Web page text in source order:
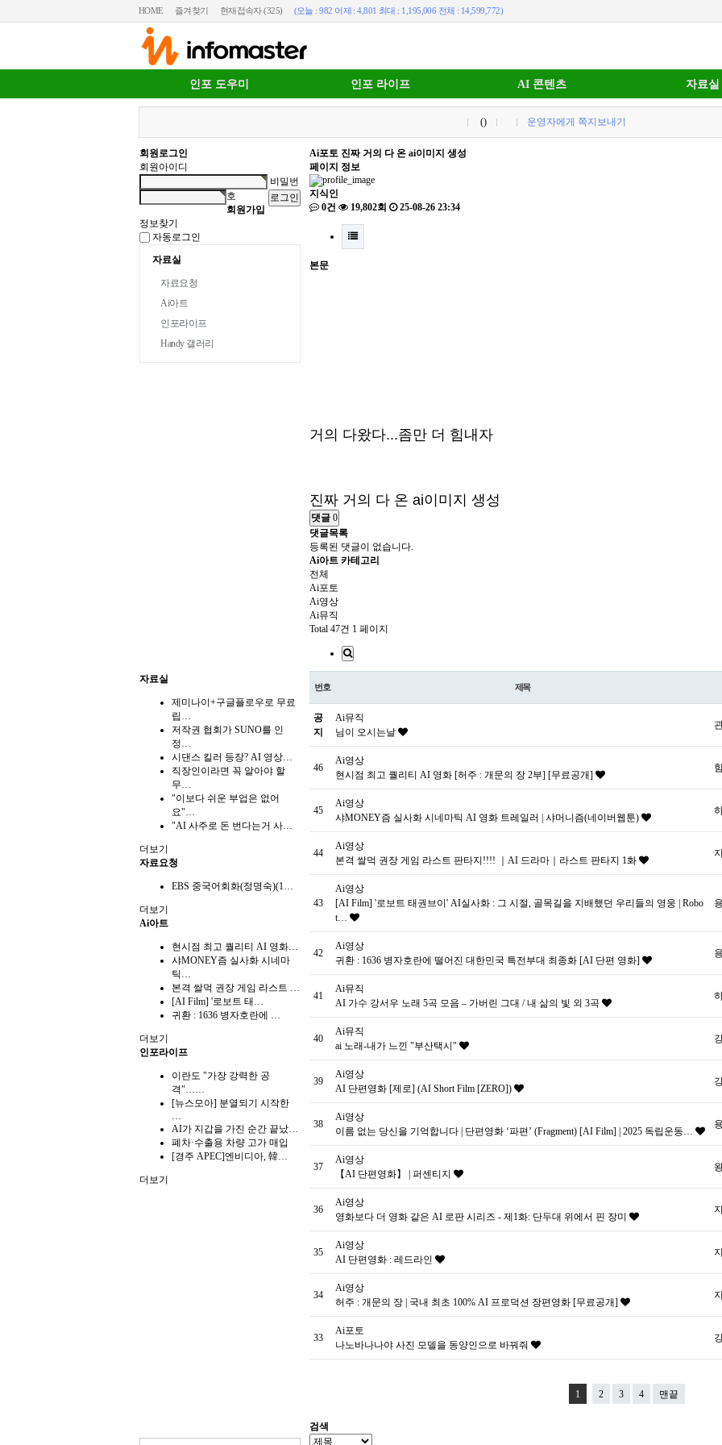
HOME 즐겨찾기 현재접속자 (325) (오늘 : 982 어제 : 4,801 최대 : 1,195,006 전체 : 14,599,772)
인포 도우미 인포 라이프 AI 콘텐츠 자료실
() 운영자에게 쪽지보내기
회원로그인
회원아이디
비밀번
호
회원가입
정보찾기
자동로그인
자료실
자료요청
Ai아트
인포라이프
Handy 갤러리
자료실
제미나이+구글플로우로 무료
립…
저작권 협회가 SUNO를 인
정…
시댄스 킬러 등장? AI 영상…
직장인이라면 꼭 알아야 할
무…
"이보다 쉬운 부업은 없어
요"…
"AI 사주로 돈 번다는거 사…
더보기
자료요청
EBS 중국어회화(정명숙)(1…
더보기
Ai아트
현시점 최고 퀄리티 AI 영화…
샤MONEY즘 실사화 시네마
틱…
본격 쌀먹 권장 게임 라스트 …
[AI Film] '로보트 태…
귀환 : 1636 병자호란에 …
더보기
인포라이프
이란도 "가장 강력한 공
격"……
[뉴스모아] 분열되기 시작한
…
AI가 지갑을 가진 순간 끝났…
폐차·수출용 차량 고가 매입
[경주 APEC]엔비디아, 韓…
더보기
Ai포토 진짜 거의 다 온 ai이미지 생성
페이지 정보
지식인
0건
19,802회 25-08-26 23:34
본문
거의 다왔다...좀만 더 힘내자
진짜 거의 다 온 ai이미지 생성
댓글 0
댓글목록
등록된 댓글이 없습니다.
Ai아트 카테고리
전체
Ai포토
Ai영상
Ai뮤직
Total 47건 1 페이지
번호 제목
공
지
Ai뮤직
님이 오시는날
46
Ai영상
현시점 최고 퀄리티 AI 영화 [허주 : 개문의 장 2부] [무료공개]
45
Ai영상
샤MONEY즘 실사화 시네마틱 AI 영화 트레일러 | 샤머니즘(네이버웹툰)
44
Ai영상
본격 쌀먹 권장 게임 라스트 판타지!!!! ｜AI 드라마｜라스트 판타지 1화
43
Ai영상
[AI Film] '로보트 태권브이' AI실사화 : 그 시절, 골목길을 지배했던 우리들의 영웅 | Robo
t…
42
Ai영상
귀환 : 1636 병자호란에 떨어진 대한민국 특전부대 최종화 [AI 단편 영화]
41
Ai뮤직
AI 가수 강서우 노래 5곡 모음 – 가버린 그대 / 내 삶의 빛 외 3곡
40
Ai뮤직
ai 노래-내가 느낀 "부산택시"
39
Ai영상
AI 단편영화 [제로] (AI Short Film [ZERO])
38
Ai영상
이름 없는 당신을 기억합니다 | 단편영화 ‘파편’ (Fragment) [AI Film] | 2025 독립운동…
37
Ai영상
【AI 단편영화】 | 퍼센티지
36
Ai영상
영화보다 더 영화 같은 AI 로판 시리즈 - 제1화: 단두대 위에서 핀 장미
35
Ai영상
AI 단편영화 : 레드라인
34
Ai영상
허주 : 개문의 장 | 국내 최초 100% AI 프로덕션 장편영화 [무료공개]
33
Ai포토
나노바나나야 사진 모델을 동양인으로 바꿔줘
1 2 3 4 맨끝
검색